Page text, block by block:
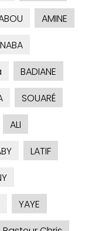
AMINE
BADIANE
SOUARÉ
ALI
LATIF
YAYE